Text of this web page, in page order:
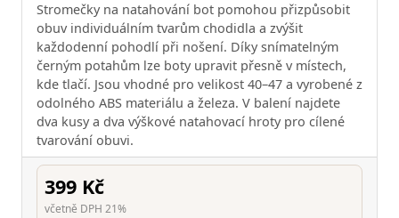
Stromečky na natahování bot pomohou přizpůsobit
obuv individuálním tvarům chodidla a zvýšit
každodenní pohodlí při nošení. Díky snímatelným
černým potahům lze boty upravit přesně v místech,
kde tlačí. Jsou vhodné pro velikost 40–47 a vyrobené z
odolného ABS materiálu a železa. V balení najdete
dva kusy a dva výškové natahovací hroty pro cílené
tvarování obuvi.
399 Kč
včetně DPH 21%